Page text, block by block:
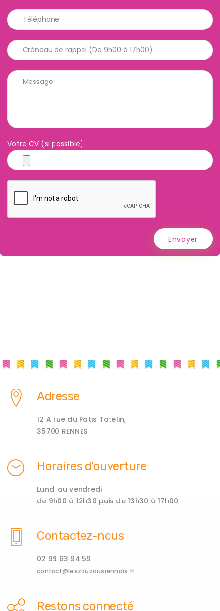
Votre CV (si possible)
Envoyer
Adresse
12 A rue du Patis Tatelin,
35700 RENNES
Horaires d'ouverture
Lundi au vendredi
de 9h00 à 12h30 puis de 13h30 à 17h00
Contactez-nous
02 99 63 94 59
contact@leszouzousrennais.fr
Restons connecté